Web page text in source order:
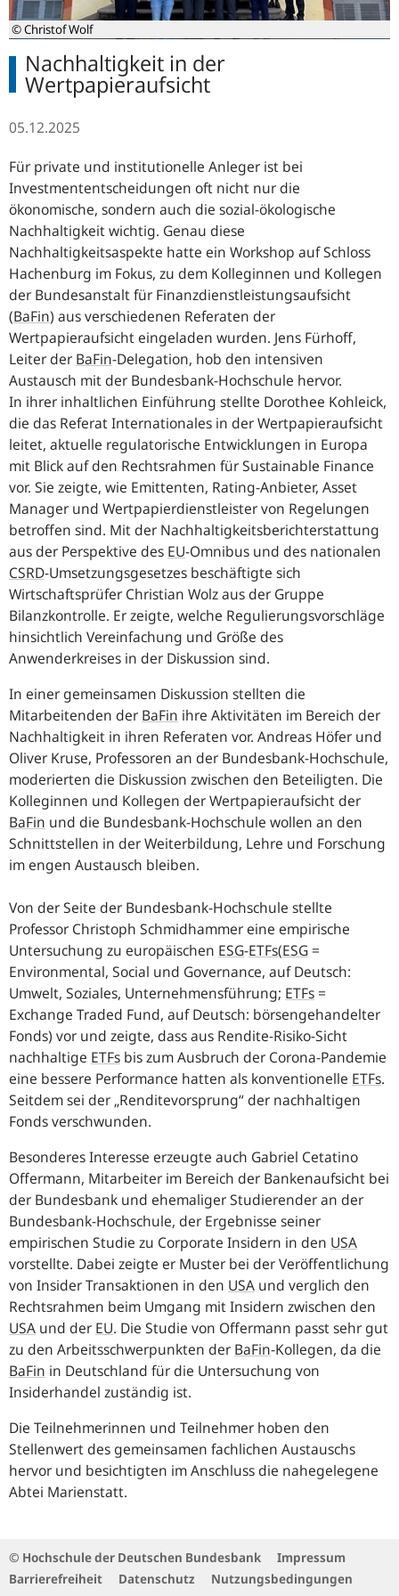
© Christof Wolf
Nachhaltigkeit in der
Wertpapieraufsicht
05.12.2025
Für private und institutionelle Anleger ist bei
Investmententscheidungen oft nicht nur die
ökonomische, sondern auch die sozial-ökologische
Nachhaltigkeit wichtig. Genau diese
Nachhaltigkeitsaspekte hatte ein Workshop auf Schloss
Hachenburg im Fokus, zu dem Kolleginnen und Kollegen
der Bundesanstalt für Finanzdienstleistungsaufsicht
(BaFin) aus verschiedenen Referaten der
Wertpapieraufsicht eingeladen wurden. Jens Fürhoff,
Leiter der BaFin-Delegation, hob den intensiven
Austausch mit der Bundesbank-Hochschule hervor.
In ihrer inhaltlichen Einführung stellte Dorothee Kohleick,
die das Referat Internationales in der Wertpapieraufsicht
leitet, aktuelle regulatorische Entwicklungen in Europa
mit Blick auf den Rechtsrahmen für Sustainable Finance
vor. Sie zeigte, wie Emittenten, Rating-Anbieter, Asset
Manager und Wertpapierdienstleister von Regelungen
betroffen sind. Mit der Nachhaltigkeitsberichterstattung
aus der Perspektive des EU-Omnibus und des nationalen
CSRD-Umsetzungsgesetzes beschäftigte sich
Wirtschaftsprüfer Christian Wolz aus der Gruppe
Bilanzkontrolle. Er zeigte, welche Regulierungsvorschläge
hinsichtlich Vereinfachung und Größe des
Anwenderkreises in der Diskussion sind.
In einer gemeinsamen Diskussion stellten die
Mitarbeitenden der BaFin ihre Aktivitäten im Bereich der
Nachhaltigkeit in ihren Referaten vor. Andreas Höfer und
Oliver Kruse, Professoren an der Bundesbank-Hochschule,
moderierten die Diskussion zwischen den Beteiligten. Die
Kolleginnen und Kollegen der Wertpapieraufsicht der
BaFin und die Bundesbank-Hochschule wollen an den
Schnittstellen in der Weiterbildung, Lehre und Forschung
im engen Austausch bleiben.
Von der Seite der Bundesbank-Hochschule stellte
Professor Christoph Schmidhammer eine empirische
Untersuchung zu europäischen ESG-ETFs(ESG =
Environmental, Social und Governance, auf Deutsch:
Umwelt, Soziales, Unternehmensführung; ETFs =
Exchange Traded Fund, auf Deutsch: börsengehandelter
Fonds) vor und zeigte, dass aus Rendite-Risiko-Sicht
nachhaltige ETFs bis zum Ausbruch der Corona-Pandemie
eine bessere Performance hatten als konventionelle ETFs.
Seitdem sei der „Renditevorsprung“ der nachhaltigen
Fonds verschwunden.
Besonderes Interesse erzeugte auch Gabriel Cetatino
Offermann, Mitarbeiter im Bereich der Bankenaufsicht bei
der Bundesbank und ehemaliger Studierender an der
Bundesbank-Hochschule, der Ergebnisse seiner
empirischen Studie zu Corporate Insidern in den USA
vorstellte. Dabei zeigte er Muster bei der Veröffentlichung
von Insider Transaktionen in den USA und verglich den
Rechtsrahmen beim Umgang mit Insidern zwischen den
USA und der EU. Die Studie von Offermann passt sehr gut
zu den Arbeitsschwerpunkten der BaFin-Kollegen, da die
BaFin in Deutschland für die Untersuchung von
Insiderhandel zuständig ist.
Die Teilnehmerinnen und Teilnehmer hoben den
Stellenwert des gemeinsamen fachlichen Austauschs
hervor und besichtigten im Anschluss die nahegelegene
Abtei Marienstatt.
© Hochschule der Deutschen Bundesbank
Impressum
Barrierefreiheit
Datenschutz Nutzungsbedingungen